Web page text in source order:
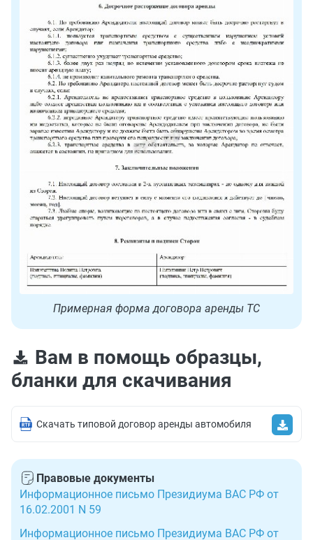
Примерная форма договора аренды ТС
Вам в помощь образцы,
бланки для скачивания
Скачать типовой договор аренды автомобиля
Правовые документы
Информационное письмо Президиума ВАС РФ от
16.02.2001 N 59
Информационное письмо Президиума ВАС РФ от